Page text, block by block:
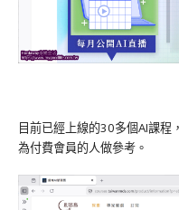
目前已經上線的30多個AI課程
為付費會員的人做參考。